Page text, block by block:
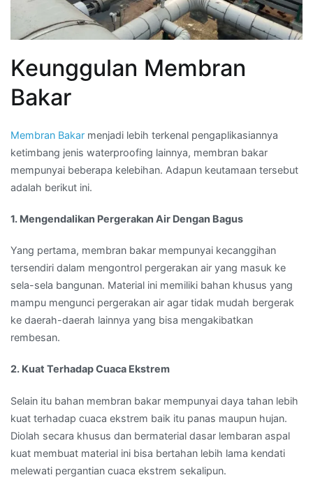
Keunggulan Membran
Bakar
Membran Bakar menjadi lebih terkenal pengaplikasiannya
ketimbang jenis waterproofing lainnya, membran bakar
mempunyai beberapa kelebihan. Adapun keutamaan tersebut
adalah berikut ini.
1. Mengendalikan Pergerakan Air Dengan Bagus
Yang pertama, membran bakar mempunyai kecanggihan
tersendiri dalam mengontrol pergerakan air yang masuk ke
sela-sela bangunan. Material ini memiliki bahan khusus yang
mampu mengunci pergerakan air agar tidak mudah bergerak
ke daerah-daerah lainnya yang bisa mengakibatkan
rembesan.
2. Kuat Terhadap Cuaca Ekstrem
Selain itu bahan membran bakar mempunyai daya tahan lebih
kuat terhadap cuaca ekstrem baik itu panas maupun hujan.
Diolah secara khusus dan bermaterial dasar lembaran aspal
kuat membuat material ini bisa bertahan lebih lama kendati
melewati pergantian cuaca ekstrem sekalipun.